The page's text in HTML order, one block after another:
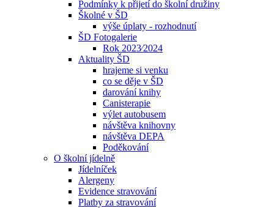
Podmínky k přijetí do školní družiny
Školné v ŠD
výše úplaty - rozhodnutí
ŠD Fotogalerie
Rok 2023⁄2024
Aktuality ŠD
hrajeme si venku
co se děje v ŠD
darování knihy
Canisterapie
výlet autobusem
návštěva knihovny
návštěva DEPA
Poděkování
O školní jídelně
Jídelníček
Alergeny
Evidence stravování
Platby za stravování